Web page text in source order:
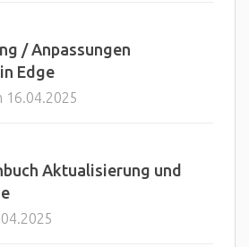
/ Anpassungen
Edge
16.04.2025
Aktualisierung und